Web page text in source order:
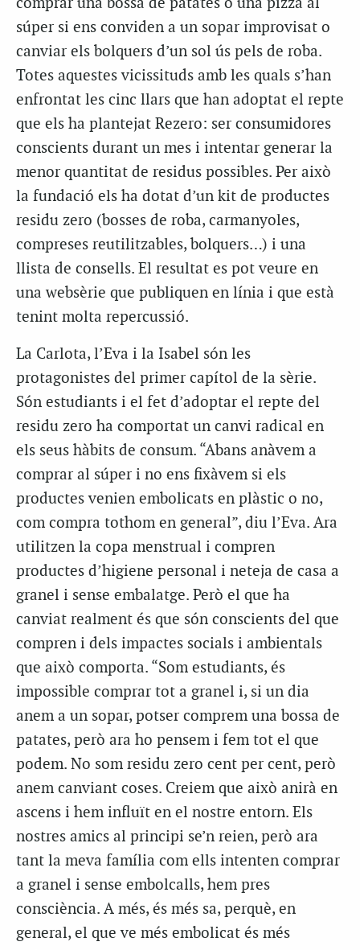
comprar una bossa de patates o una pizza al
súper si ens conviden a un sopar improvisat o
canviar els bolquers d’un sol ús pels de roba.
Totes aquestes vicissituds amb les quals s’han
enfrontat les cinc llars que han adoptat el repte
que els ha plantejat Rezero: ser consumidores
conscients durant un mes i intentar generar la
menor quantitat de residus possibles. Per això
la fundació els ha dotat d’un kit de productes
residu zero (bosses de roba, carmanyoles,
compreses reutilitzables, bolquers…) i una
llista de consells. El resultat es pot veure en
una websèrie que publiquen en línia i que està
tenint molta repercussió.
La Carlota, l’Eva i la Isabel són les
protagonistes del primer capítol de la sèrie.
Són estudiants i el fet d’adoptar el repte del
residu zero ha comportat un canvi radical en
els seus hàbits de consum. “Abans anàvem a
comprar al súper i no ens fixàvem si els
productes venien embolicats en plàstic o no,
com compra tothom en general”, diu l’Eva. Ara
utilitzen la copa menstrual i compren
productes d’higiene personal i neteja de casa a
granel i sense embalatge. Però el que ha
canviat realment és que són conscients del que
compren i dels impactes socials i ambientals
que això comporta. “Som estudiants, és
impossible comprar tot a granel i, si un dia
anem a un sopar, potser comprem una bossa de
patates, però ara ho pensem i fem tot el que
podem. No som residu zero cent per cent, però
anem canviant coses. Creiem que això anirà en
ascens i hem influït en el nostre entorn. Els
nostres amics al principi se’n reien, però ara
tant la meva família com ells intenten comprar
a granel i sense embolcalls, hem pres
consciència. A més, és més sa, perquè, en
general, el que ve més embolicat és més